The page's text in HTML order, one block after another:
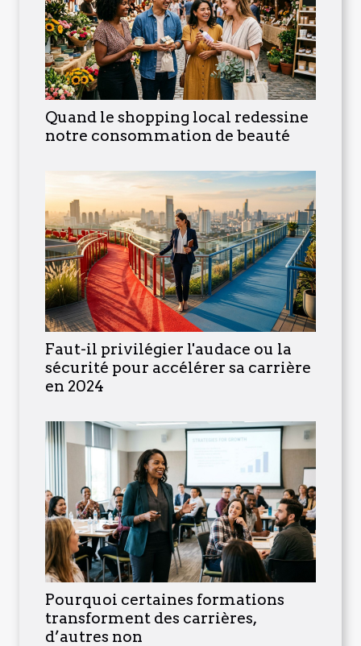
Quand le shopping local redessine
notre consommation de beauté
Faut-il privilégier l'audace ou la
sécurité pour accélérer sa carrière
en 2024
Pourquoi certaines formations
transforment des carrières,
d’autres non